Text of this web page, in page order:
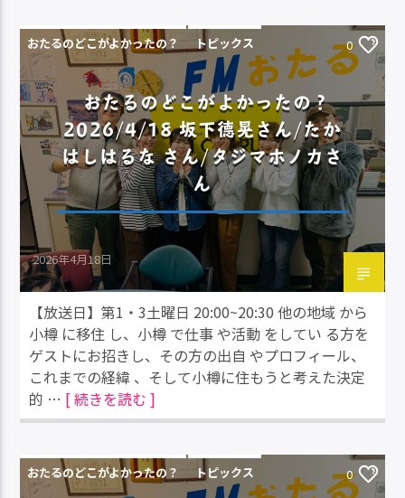
おたるのどこがよかったの？ トピックス 0
おたるのどこがよかったの？
2026/4/18 坂下德晃さん/たか
はしはるな さん/タジマホノカさ
ん
2026年4月18日
【放送日】第1・3土曜日 20:00~20:30 他の地域 から
小樽 に移住 し、小樽 で仕事 や活動 をしてい る方を
ゲストにお招きし、その方の出自 やプロフィール、
これまでの経緯 、そして小樽に住もうと考えた決定
的 … [ 続きを読む ]
おたるのどこがよかったの？ トピックス 0